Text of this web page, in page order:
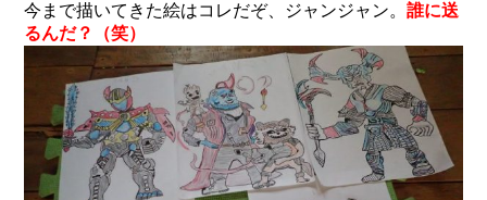
今まで描いてきた絵はコレだぞ、ジャンジャン。誰に送
るんだ？（笑）